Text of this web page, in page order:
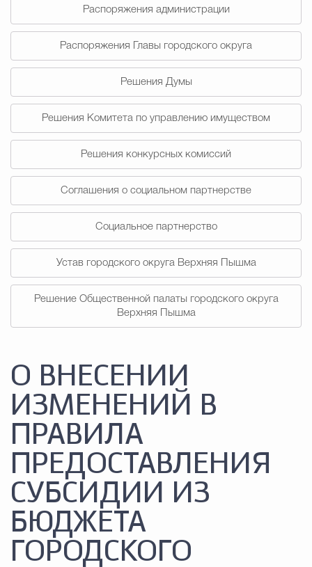
Гостям Городского
Общественная
Градостроительство и
Государственные организации
Распоряжения администрации
Распоряжения Главы городского округа
Решения Думы
Решения Комитета по управлению имуществом
Решения конкурсных комиссий
Соглашения о социальном партнерстве
Социальное партнерство
Устав городского округа Верхняя Пышма
Решение Общественной палаты городского округа
Верхняя Пышма
О ВНЕСЕНИИ
ИЗМЕНЕНИЙ В
ПРАВИЛА
ПРЕДОСТАВЛЕНИЯ
СУБСИДИИ ИЗ
БЮДЖЕТА
ГОРОДСКОГО